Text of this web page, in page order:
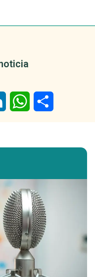
LinkedIn WhatsApp